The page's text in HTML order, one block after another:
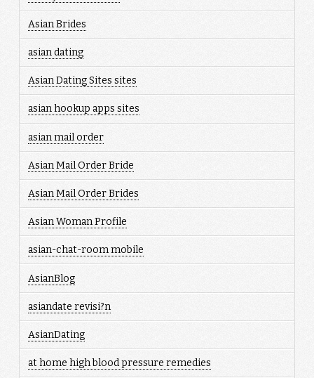
Asian Brides
asian dating
Asian Dating Sites sites
asian hookup apps sites
asian mail order
Asian Mail Order Bride
Asian Mail Order Brides
Asian Woman Profile
asian-chat-room mobile
AsianBlog
asiandate revisi?n
AsianDating
at home high blood pressure remedies